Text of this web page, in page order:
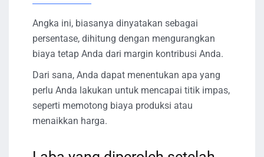
Angka ini, biasanya dinyatakan sebagai
persentase, dihitung dengan mengurangkan
biaya tetap Anda dari margin kontribusi Anda.
Dari sana, Anda dapat menentukan apa yang
perlu Anda lakukan untuk mencapai titik impas,
seperti memotong biaya produksi atau
menaikkan harga.